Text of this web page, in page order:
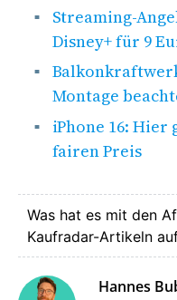
Streaming-
Disney+ für 9
Montage
iPhone 16: Hier
fairen Preis
Was hat es mit den
Kaufradar-Artikeln
Hannes